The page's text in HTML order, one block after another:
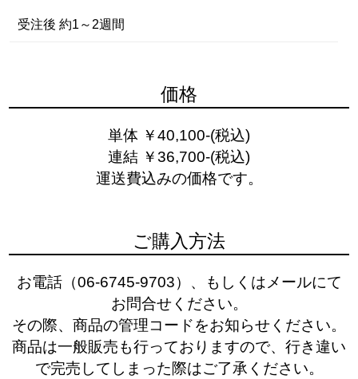
受注後 約1～2週間
価格
単体 ￥40,100-(税込)
連結 ￥36,700-(税込)
運送費込みの価格です。
ご購入方法
お電話（06-6745-9703）、もしくはメールにて
お問合せください。
その際、商品の管理コードをお知らせください。
商品は一般販売も行っておりますので、行き違い
で完売してしまった際はご了承ください。